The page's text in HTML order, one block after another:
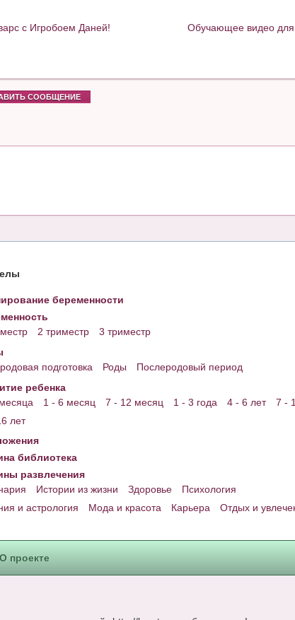
с Игробоем Даней!
Обучающее видео для
СООБЩЕНИЕ
беременности
2 триместр
3 триместр
подготовка
Роды
Послеродовый период
ребенка
1 - 6 месяц 7 - 12 месяц 1 - 3 года 4 - 6 лет
7 -
лет
библиотека
развлечения
Истории из жизни Здоровье
Психология
и астрология
Мода и красота Карьера Отдых и
О проекте